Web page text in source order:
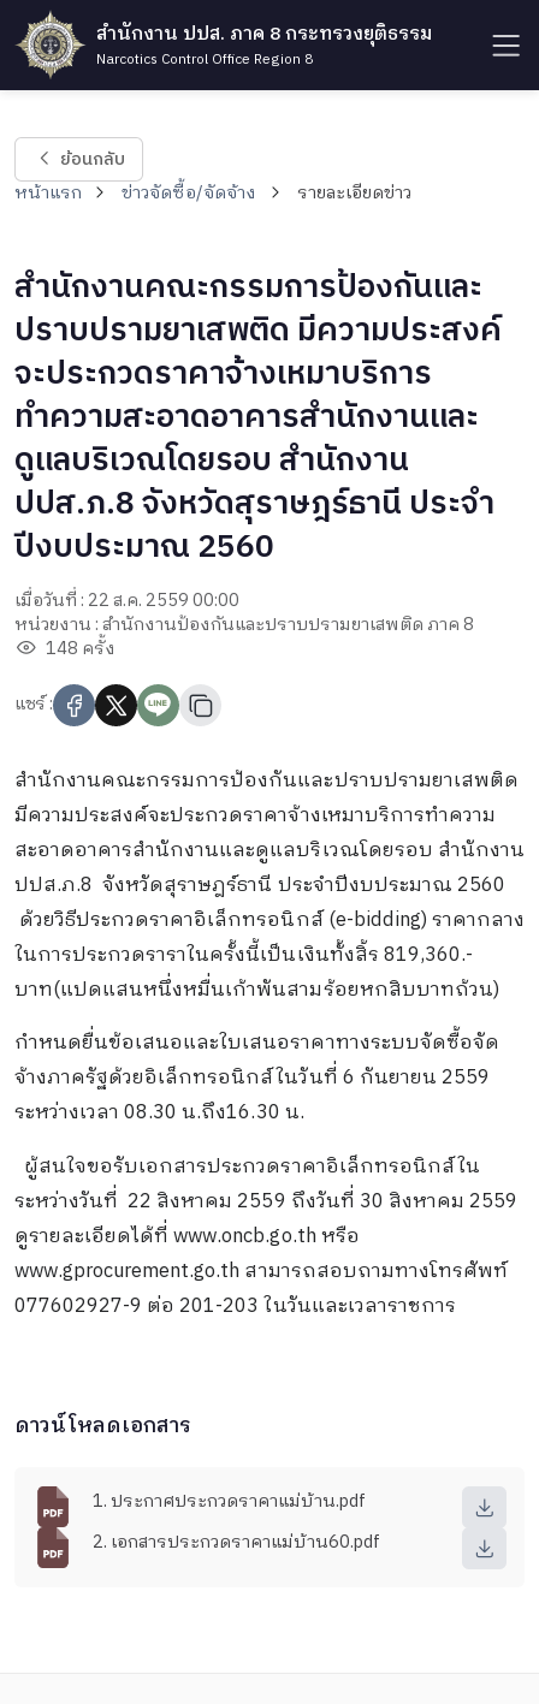
สำนักงาน ปปส. ภาค 8 กระทรวงยุติธรรม
Narcotics Control Office Region 8
ย้อนกลับ
หน้าแรก ข่าวจัดซื้อ/จัดจ้าง รายละเอียดข่าว
สำนักงานคณะกรรมการป้องกันและ
ปราบปรามยาเสพติด มีความประสงค์
จะประกวดราคาจ้างเหมาบริการ
ทำความสะอาดอาคารสำนักงานและ
ดูแลบริเวณโดยรอบ สำนักงาน
ปปส.ภ.8 จังหวัดสุราษฎร์ธานี ประจำ
ปีงบประมาณ 2560
เมื่อวันที่ : 22 ส.ค. 2559 00:00
หน่วยงาน : สำนักงานป้องกันและปราบปรามยาเสพติด ภาค 8
148 ครั้ง
แชร์ :
สำนักงานคณะกรรมการป้องกันและปราบปรามยาเสพติด
มีความประสงค์จะประกวดราคาจ้างเหมาบริการทำความ
สะอาดอาคารสำนักงานและดูแลบริเวณโดยรอบ สำนักงาน
ปปส.ภ.8 จังหวัดสุราษฎร์ธานี ประจำปีงบประมาณ 2560
ด้วยวิธีประกวดราคาอิเล็กทรอนิกส์ (e-bidding) ราคากลาง
ในการประกวดราราในครั้งนี้เป็นเงินทั้งสิ้ร 819,360.-
บาท(แปดแสนหนึ่งหมื่นเก้าพันสามร้อยหกสิบบาทถ้วน)
กำหนดยื่นข้อเสนอและใบเสนอราคาทางระบบจัดซื้อจัด
จ้างภาครัฐด้วยอิเล็กทรอนิกส์ในวันที่ 6 กันยายน 2559
ระหว่างเวลา 08.30 น.ถึง16.30 น.
ผู้สนใจขอรับเอกสารประกวดราคาอิเล็กทรอนิกส์ใน
ระหว่างวันที่ 22 สิงหาคม 2559 ถึงวันที่ 30 สิงหาคม 2559
ดูรายละเอียดได้ที่ www.oncb.go.th หรือ
www.gprocurement.go.th สามารถสอบถามทางโทรศัพท์
077602927-9 ต่อ 201-203 ในวันและเวลาราชการ
ดาวน์โหลดเอกสาร
1. ประกาศประกวดราคาแม่บ้าน.pdf
2. เอกสารประกวดราคาแม่บ้าน60.pdf